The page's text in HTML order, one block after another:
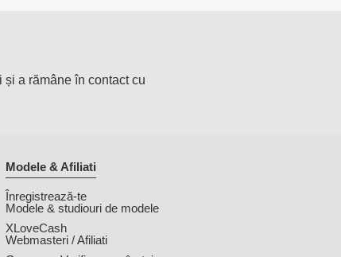
a rămâne în contact cu
Modele & Afiliati
Înregistrează-te
Modele & studiouri de modele
XLoveCash
Webmasteri / Afiliati